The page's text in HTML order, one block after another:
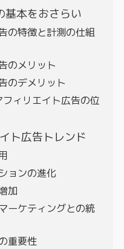
基本をおさらい
の特徴と計測の仕組
のメリット
のデメリット
ィリエイト広告の位
ト広告トレンド
ョンの進化
加
ーケティングとの統
重要性